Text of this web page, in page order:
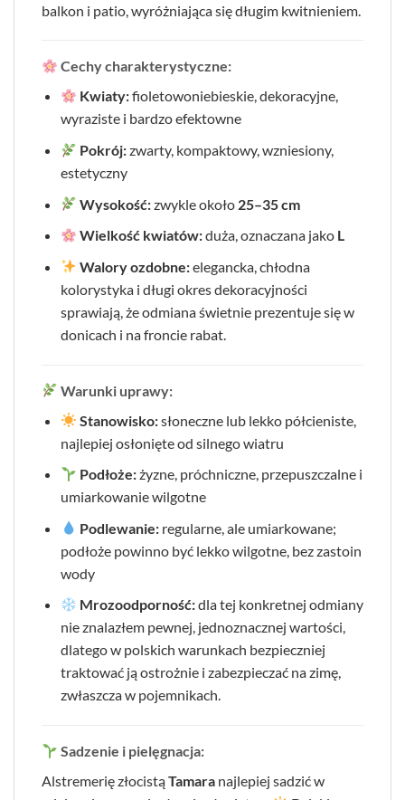
balkon i patio, wyróżniająca się długim kwitnieniem.
Cechy charakterystyczne:
Kwiaty:fioletowoniebieskie, dekoracyjne,
wyraziste i bardzo efektowne
Pokrój:zwarty, kompaktowy, wzniesiony,
estetyczny
Wysokość:zwykle około 25–35 cm
Wielkość kwiatów:duża, oznaczana jako L
Walory ozdobne:elegancka, chłodna
kolorystyka i długi okres dekoracyjności
sprawiają, że odmiana świetnie prezentuje się w
donicach i na froncie rabat.
Warunki uprawy:
Stanowisko:słoneczne lub lekko półcieniste,
najlepiej osłonięte od silnego wiatru
Podłoże:żyzne, próchniczne, przepuszczalne i
umiarkowanie wilgotne
Podlewanie: regularne, ale umiarkowane;
podłoże powinno być lekko wilgotne, bez zastoin
wody
Mrozoodporność:dla tej konkretnej odmiany
nie znalazłem pewnej, jednoznacznej wartości,
dlatego w polskich warunkach bezpieczniej
traktować ją ostrożnie i zabezpieczać na zimę,
zwłaszcza w pojemnikach.
Sadzenie i pielęgnacja:
Alstremerię złocistąTamara najlepiej sadzić w